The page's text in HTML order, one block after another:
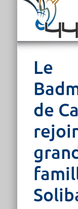
Le
de